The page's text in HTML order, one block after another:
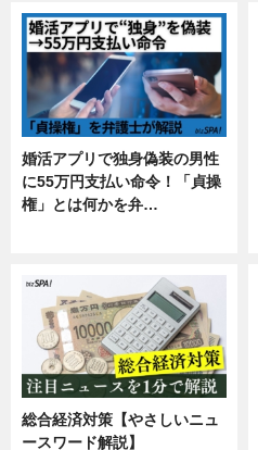
婚活アプリで独身偽装の男性
に55万円支払い命令！「貞操
権」とは何かを弁…
総合経済対策【やさしいニュ
ースワード解説】